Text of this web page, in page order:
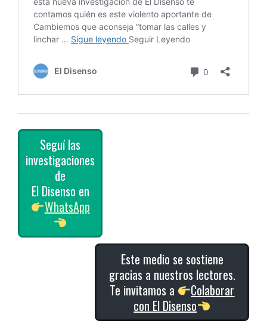
Seguí las
investigaciones
de
El Disenso en
WhatsApp
Este medio se sostiene
gracias a nuestros lectores.
Te invitamos a
Colaborar
con El Disenso